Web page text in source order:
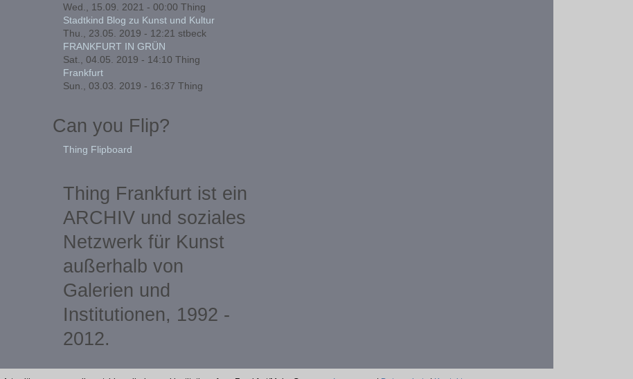
Wed., 15.09. 2021 - 00:00 Thing
Stadtkind Blog zu Kunst und Kultur
Thu., 23.05. 2019 - 12:21 stbeck
FRANKFURT IN GRÜN
Sat., 04.05. 2019 - 14:10 Thing
Frankfurt
Sun., 03.03. 2019 - 16:37 Thing
Can you Flip?
Thing Flipboard
Thing Frankfurt ist ein
ARCHIV und soziales
Netzwerk für Kunst
außerhalb von
Galerien und
Institutionen, 1992 -
2012.